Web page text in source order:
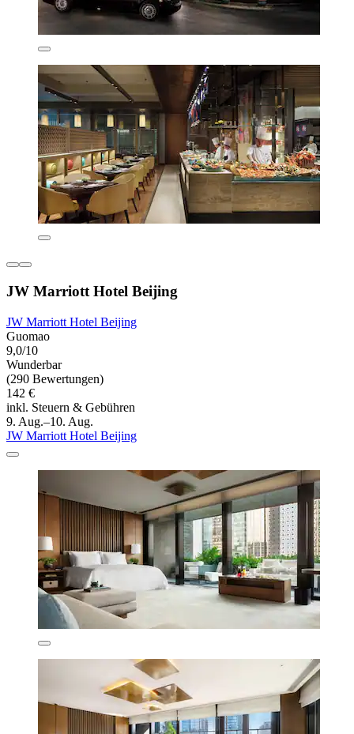
JW Marriott Hotel Beijing
JW Marriott Hotel Beijing
Guomao
9,0/10
Wunderbar
(290 Bewertungen)
142 €
inkl. Steuern & Gebühren
9. Aug.–10. Aug.
JW Marriott Hotel Beijing